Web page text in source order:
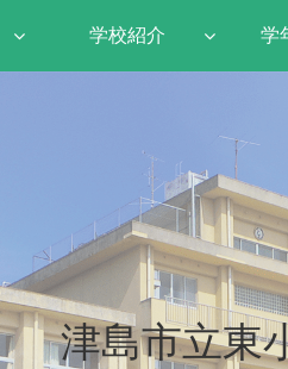
津島市立東
学校紹介 学